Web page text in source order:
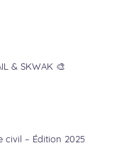
& SKWAK 🎨
civil – Édition 2025